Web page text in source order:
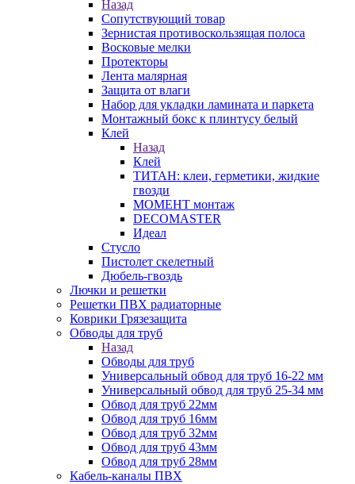
Назад
Сопутствующий товар
Зернистая противоскользящая полоса
Восковые мелки
Протекторы
Лента малярная
Защита от влаги
Набор для укладки ламината и паркета
Монтажный бокс к плинтусу белый
Клей
Назад
Клей
ТИТАН: клеи, герметики, жидкие
гвозди
МОМЕНТ монтаж
DECOMASTER
Идеал
Стусло
Пистолет скелетный
Дюбель-гвоздь
Лючки и решетки
Решетки ПВХ радиаторные
Коврики Грязезащита
Обводы для труб
Назад
Обводы для труб
Универсальный обвод для труб 16-22 мм
Универсальный обвод для труб 25-34 мм
Обвод для труб 22мм
Обвод для труб 16мм
Обвод для труб 32мм
Обвод для труб 43мм
Обвод для труб 28мм
Кабель-каналы ПВХ